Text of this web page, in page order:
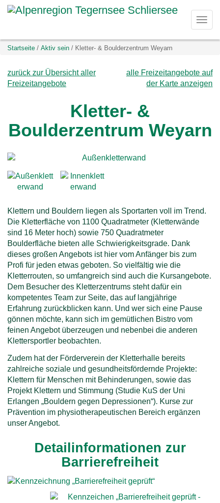
D
r
t
z
u
n
h
a
l
t
Sie
hier:
Startseite Aktiv sein Kletter- & Boulderzentrum Weyarn
zurück zur Übersicht aller
Freizeitangebote
alle Freizeitangebote auf
der Karte anzeigen
Kletter- &
Boulderzentrum Weyarn
Klettern und Bouldern liegen als Sportarten voll im Trend.
Die Kletterfläche von 1100 Quadratmeter (Kletterwände
sind 16 Meter hoch) sowie 750 Quadratmeter
Boulderfläche bieten alle Schwierigkeitsgrade. Dank
dieses großen Angebots ist hier vom Anfänger bis zum
Profi für jeden etwas geboten. So vielfältig wie die
Kletterrouten, so umfangreich sind auch die Kursangebote.
Dem Besucher des Kletterzentrums steht dafür ein
kompetentes Team zur Seite, das auf langjährige
Erfahrung zurückblicken kann. Und wer sich eine Pause
gönnen möchte, kann sich im gemütlichen Bistro vom
feinen Angebot überzeugen und nebenbei die anderen
Klettersportler beobachten.
Zudem hat der Förderverein der Kletterhalle bereits
zahlreiche soziale und gesundheitsfördernde Projekte:
Klettern für Menschen mit Behinderungen, sowie das
Projekt Klettern und Stimmung (Studie KuS der Uni
Erlangen „Bouldern gegen Depressionen“). Kurse zur
Prävention im physiotherapeutischen Bereich ergänzen
unser Angebot.
Detailinformationen zur
Barrierefreiheit